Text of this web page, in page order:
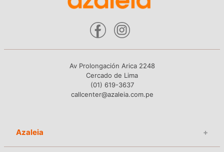
Av Prolongación Arica 2248
Cercado de Lima
(01) 619-3637
callcenter@azaleia.com.pe
Azaleia +